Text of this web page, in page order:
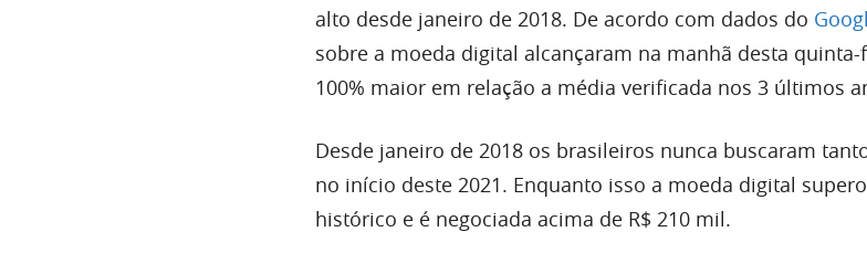
alto desde janeiro de 2018. De acordo com dados do
sobre a moeda digital alcançaram na manhã desta
100% maior em relação a média verificada nos 3 últimos
Desde janeiro de 2018 os brasileiros nunca buscaram
no início deste 2021. Enquanto isso a moeda digital
histórico e é negociada acima de R$ 210 mil.